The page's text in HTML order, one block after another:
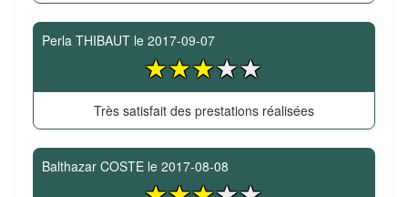
Perla THIBAUT le 2017-09-07
Très satisfait des prestations réalisées
Balthazar COSTE le 2017-08-08